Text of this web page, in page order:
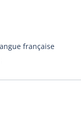
française